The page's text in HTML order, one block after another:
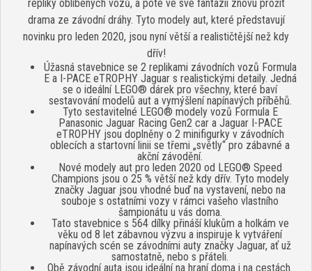
repliky oblíbených vozů, a poté ve své fantazii znovu prožít
drama ze závodní dráhy. Tyto modely aut, které představují
novinku pro leden 2020, jsou nyní větší a realističtější než kdy
dřív!
Úžasná stavebnice se 2 replikami závodních vozů Formula
E a I-PACE eTROPHY Jaguar s realistickými detaily. Jedná
se o ideální LEGO® dárek pro všechny, které baví
sestavování modelů aut a vymýšlení napínavých příběhů.
Tyto sestavitelné LEGO® modely vozů Formula E
Panasonic Jaguar Racing Gen2 car a Jaguar I-PACE
eTROPHY jsou doplněny o 2 minifigurky v závodních
oblecích a startovní linii se třemi „světly“ pro zábavné a
akční závodění.
Nové modely aut pro leden 2020 od LEGO® Speed
Champions jsou o 25 % větší než kdy dřív. Tyto modely
značky Jaguar jsou vhodné buď na vystavení, nebo na
souboje s ostatními vozy v rámci vašeho vlastního
šampionátu u vás doma.
Tato stavebnice s 564 dílky přináší klukům a holkám ve
věku od 8 let zábavnou výzvu a inspiruje k vytváření
napínavých scén se závodními auty značky Jaguar, ať už
samostatně, nebo s přáteli.
Obě závodní auta jsou ideální na hraní doma i na cestách.